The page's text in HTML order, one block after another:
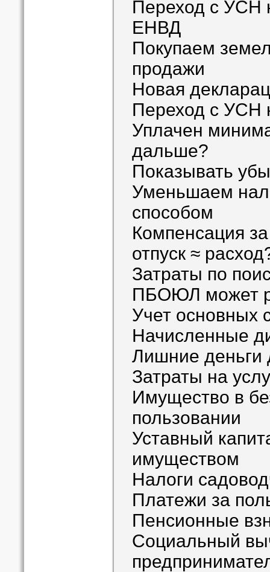
Переход с УСН
ЕНВД
Покупаем
продажи
Новая
Переход с УСН
Уплачен
дальше?
Показывать
Уменьшаем
способом
Компенсация
отпуск ≈
Затраты по
ПБОЮЛ может
Учет основных
Начисленные
Лишние деньги
Затраты на
Имущество в
пользовании
Уставный
имуществом
Налоги
Платежи за
Пенсионные
Социальный